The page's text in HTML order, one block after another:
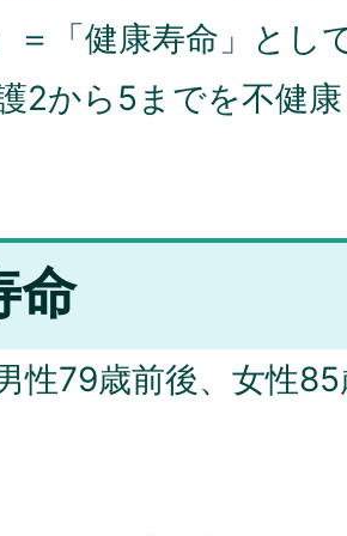
＝「健康寿命」とし
2から5までを不健
命
性79歳前後、女性